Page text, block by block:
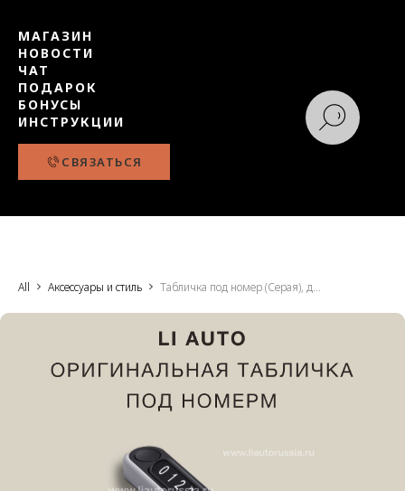
МАГАЗИН
НОВОСТИ
ЧАТ
ПОДАРОК
БОНУСЫ
ИНСТРУКЦИИ
СВЯЗАТЬСЯ
All Аксессуары и стиль Табличка под номер (Серая), для Li Auto/Lixiang, оригинал